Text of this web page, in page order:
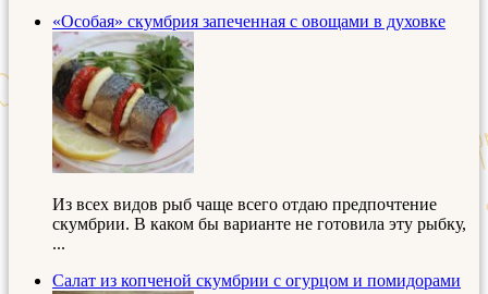
«Особая» скумбрия запеченная с овощами в духовке
Из всех видов рыб чаще всего отдаю предпочтение
скумбрии. В каком бы варианте не готовила эту рыбку,
...
Салат из копченой скумбрии с огурцом и помидорами